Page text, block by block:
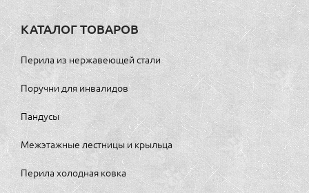
КАТАЛОГ ТОВАРОВ
Перила из нержавеющей стали
Поручни для инвалидов
Пандусы
Межэтажные лестницы и крыльца
Перила холодная ковка